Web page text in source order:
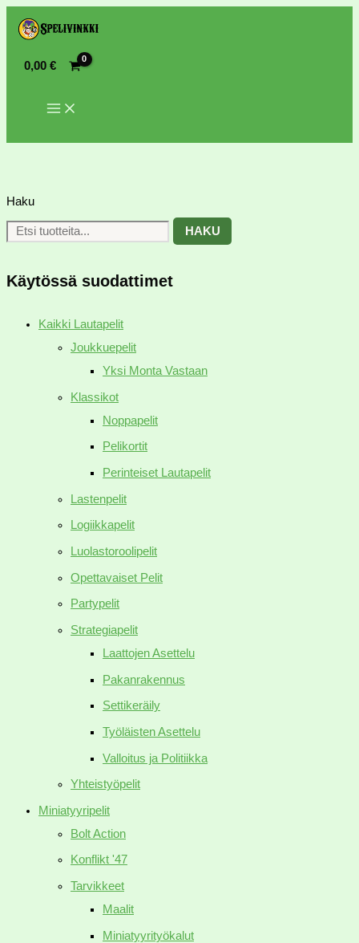
0,00€
Haku
HAKU
Käytössä suodattimet
Kaikki Lautapelit
Joukkuepelit
Yksi Monta Vastaan
Klassikot
Noppapelit
Pelikortit
Perinteiset Lautapelit
Lastenpelit
Logiikkapelit
Luolastoroolipelit
Opettavaiset Pelit
Partypelit
Strategiapelit
Laattojen Asettelu
Pakanrakennus
Settikeräily
Työläisten Asettelu
Valloitus ja Politiikka
Yhteistyöpelit
Miniatyyripelit
Bolt Action
Konflikt '47
Tarvikkeet
Maalit
Miniatyyrityökalut